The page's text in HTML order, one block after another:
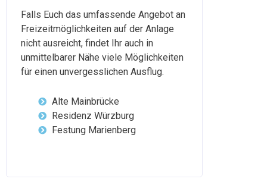
Falls Euch das umfassende Angebot an
Freizeitmöglichkeiten auf der Anlage
nicht ausreicht, findet Ihr auch in
unmittelbarer Nähe viele Möglichkeiten
für einen unvergesslichen Ausflug.
Alte Mainbrücke
Residenz Würzburg
Festung Marienberg